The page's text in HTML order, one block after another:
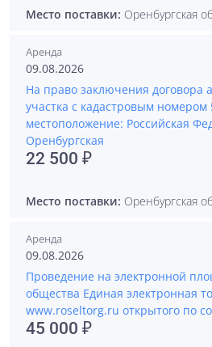
Место поставки: Оренбургская
Аренда
09.08.2026
На право заключения договора
участка с кадастровым номером
местоположение: Российская
Оренбургская
22 500 ₽
Место поставки: Оренбургская
Аренда
09.08.2026
Проведение на электронной
общества Единая электронная
www.roseltorg.ru открытого по
45 000 ₽